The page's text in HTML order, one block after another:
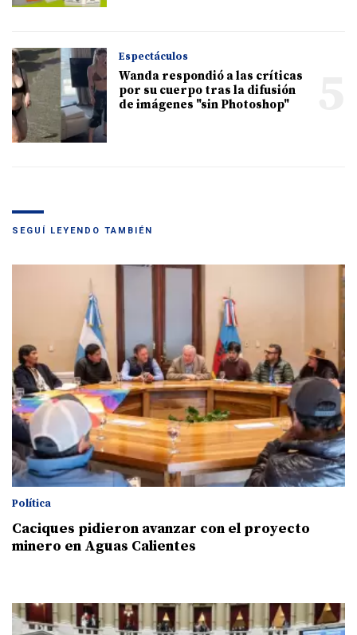
Espectáculos
Wanda respondió a las críticas
por su cuerpo tras la difusión
de imágenes "sin Photoshop"
SEGUÍ LEYENDO TAMBIÉN
Política
Caciques pidieron avanzar con el proyecto
minero en Aguas Calientes